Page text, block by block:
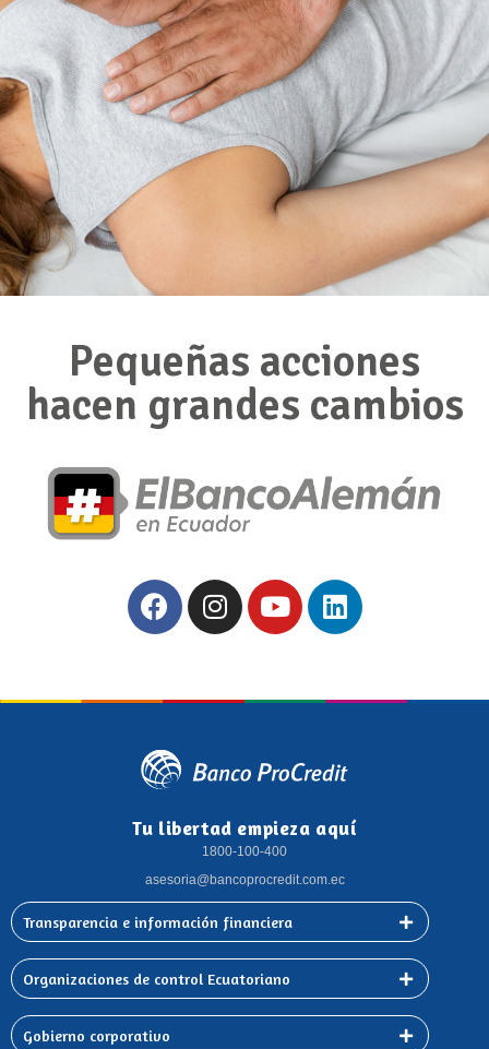
Pequeñas acciones
hacen grandes cambios
Tu libertad empieza aquí
1800-100-400
asesoria@bancoprocredit.com.ec
Transparencia e información financiera
Organizaciones de control Ecuatoriano
Gobierno corporativo